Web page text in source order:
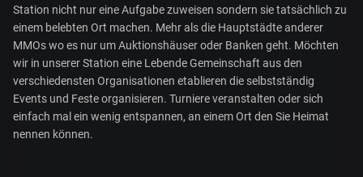
Station nicht nur eine Aufgabe zuweisen sondern sie tatsächlich zu
einem belebten Ort machen. Mehr als die Hauptstädte anderer
MMOs wo es nur um Auktionshäuser oder Banken geht. Möchten
wir in unserer Station eine Lebende Gemeinschaft aus den
verschiedensten Organisationen etablieren die selbstständig
Events und Feste organisieren. Turniere veranstalten oder sich
einfach mal ein wenig entspannen, an einem Ort den Sie Heimat
nennen können.